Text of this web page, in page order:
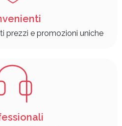
prezzi e promozioni uniche